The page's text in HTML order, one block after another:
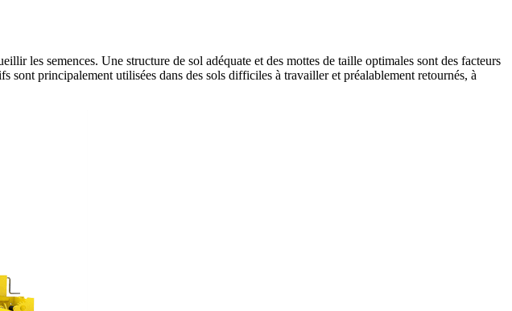
les semences. Une structure de sol adéquate et des mottes de taille optimales sont des facteurs
sont principalement utilisées dans des sols difficiles à travailler et préalablement retournés, à